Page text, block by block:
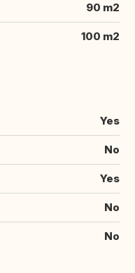
90 m2
100 m2
Yes
No
Yes
No
No